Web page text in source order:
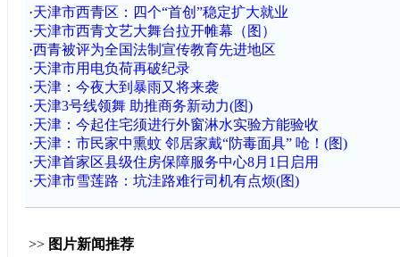
·天津市西青区：四个“首创”稳定扩大就业
·天津市西青文艺大舞台拉开帷幕（图）
·西青被评为全国法制宣传教育先进地区
·天津市用电负荷再破纪录
·天津：今夜大到暴雨又将来袭
·天津3号线领舞 助推商务新动力(图)
·天津：今起住宅须进行外窗淋水实验方能验收
·天津：市民家中熏蚊 邻居家戴“防毒面具” 呛！(图)
·天津首家区县级住房保障服务中心8月1日启用
·天津市雪莲路：坑洼路难行司机有点烦(图)
>> 图片新闻推荐